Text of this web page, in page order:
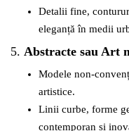
Detalii fine,
eleganță în medii
5. Abstracte sau Art
Modele non-
artistice.
Linii curbe, forme
contemporan și